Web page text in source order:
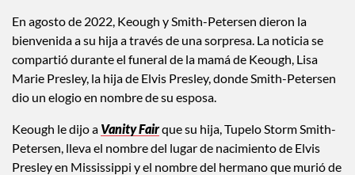
En agosto de 2022, Keough y Smith-Petersen dieron la
bienvenida a su hija a través de una sorpresa. La noticia se
compartió durante el funeral de la mamá de Keough, Lisa
Marie Presley, la hija de Elvis Presley, donde Smith-Petersen
dio un elogio en nombre de su esposa.
Keough le dijo a Vanity Fairque su hija, Tupelo Storm Smith-
Petersen, lleva el nombre del lugar de nacimiento de Elvis
Presley en Mississippi y el nombre del hermano que murió de